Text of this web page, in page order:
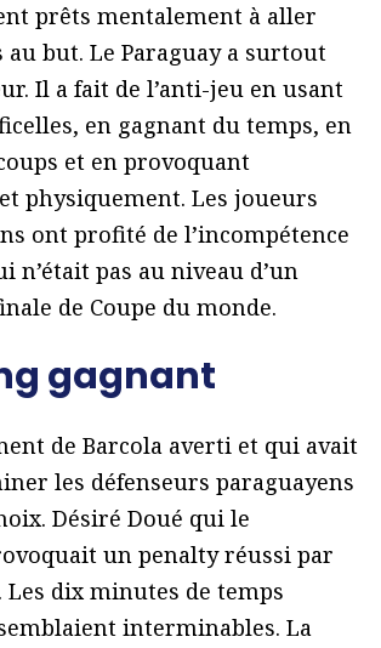
prêts mentalement à aller
au but. Le Paraguay a surtout
Il a fait de l’anti-jeu en usant
en gagnant du temps, en
et en provoquant
physiquement. Les joueurs
ont profité de l’incompétence
n’était pas au niveau d’un
de Coupe du monde.
gagnant
de Barcola averti et qui avait
les défenseurs paraguayens
Désiré Doué qui le
un penalty réussi par
Les dix minutes de temps
interminables. La